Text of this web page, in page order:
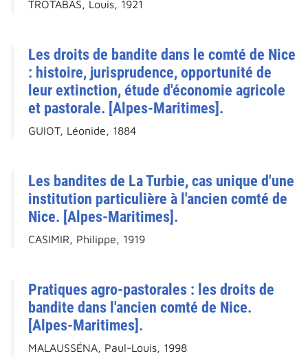
TROTABAS, Louis, 1921
Les droits de bandite dans le comté de Nice
: histoire, jurisprudence, opportunité de
leur extinction, étude d'économie agricole
et pastorale. [Alpes-Maritimes].
GUIOT, Léonide, 1884
Les bandites de La Turbie, cas unique d'une
institution particulière à l'ancien comté de
Nice. [Alpes-Maritimes].
CASIMIR, Philippe, 1919
Pratiques agro-pastorales : les droits de
bandite dans l'ancien comté de Nice.
[Alpes-Maritimes].
MALAUSSÉNA, Paul-Louis, 1998